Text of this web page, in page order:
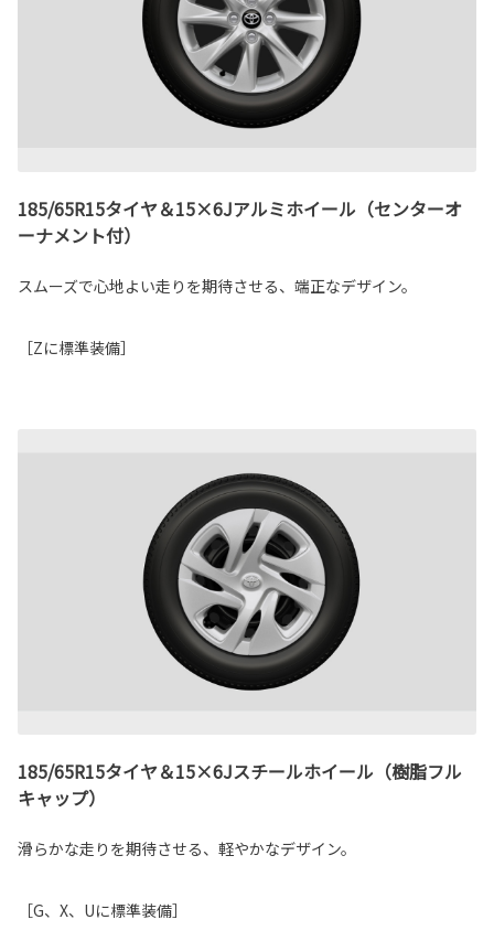
185/65R15タイヤ＆15×6Jアルミホイール（センターオ
ーナメント付）
スムーズで心地よい走りを期待させる、端正なデザイン。
［Zに標準装備］
185/65R15タイヤ＆15×6Jスチールホイール（樹脂フル
キャップ）
滑らかな走りを期待させる、軽やかなデザイン。
［G、X、Uに標準装備］